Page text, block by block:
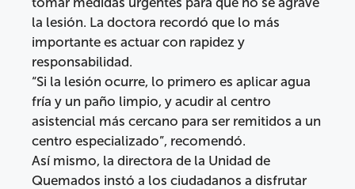
la lesión. La doctora recordó que lo más
importante es actuar con rapidez y
responsabilidad.
“Si la lesión ocurre, lo primero es aplicar agua
fría y un paño limpio, y acudir al centro
asistencial más cercano para ser remitidos a un
centro especializado”, recomendó.
Así mismo, la directora de la Unidad de
Quemados instó a los ciudadanos a disfrutar